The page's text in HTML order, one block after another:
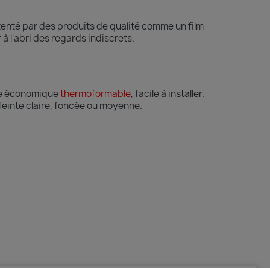
par des produits de qualité comme un film
l'abri des regards indiscrets.
économiquethermoformable, facile à installer.
claire, foncée ou moyenne.